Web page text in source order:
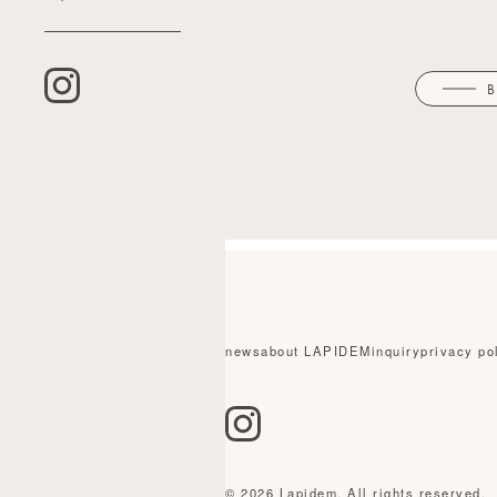
newsabout LAPIDEMinquiryprivacy
© 2026 Lapidem. All rights reserved.